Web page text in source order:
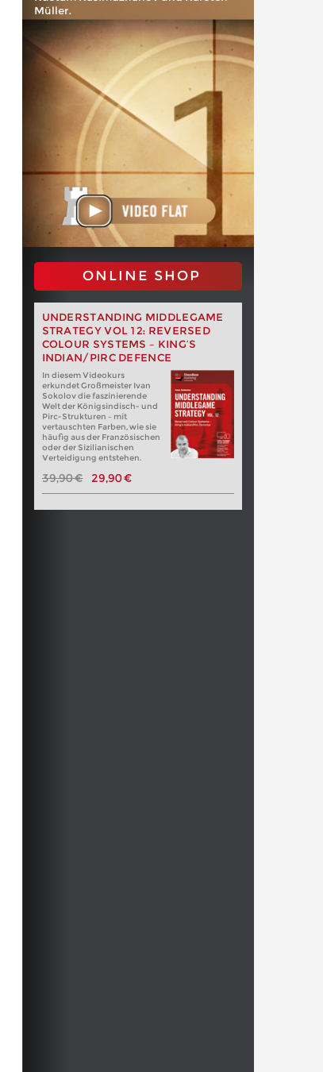
Müller.
ONLINE SHOP
UNDERSTANDING MIDDLEGAME
STRATEGY VOL 12: REVERSED
COLOUR SYSTEMS – KING’S
INDIAN/PIRC DEFENCE
In diesem Videokurs
erkundet Großmeister Ivan
Sokolov die faszinierende
Welt der Königsindisch- und
Pirc-Strukturen – mit
vertauschten Farben, wie sie
häufig aus der Französischen
oder der Sizilianischen
Verteidigung entstehen.
39,90 € 29,90 €